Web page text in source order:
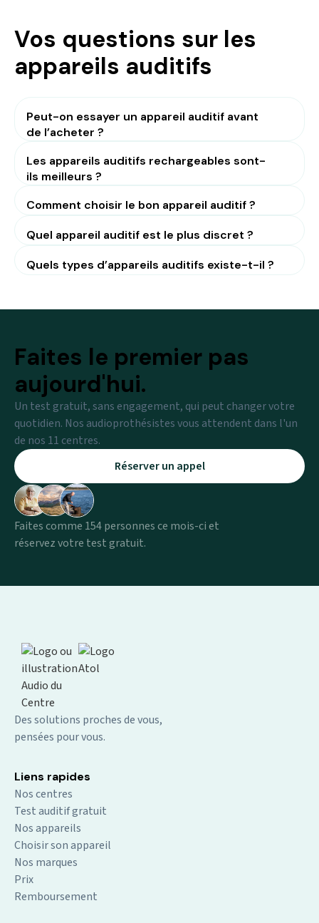
Vos questions sur les
appareils auditifs
Peut-on essayer un appareil auditif avant
de l’acheter ?
Les appareils auditifs rechargeables sont-
ils meilleurs ?
Comment choisir le bon appareil auditif ?
Quel appareil auditif est le plus discret ?
Quels types d’appareils auditifs existe-t-il ?
Faites le premier pas
aujourd'hui.
Un test gratuit, sans engagement, qui peut changer votre
quotidien. Nos audioprothésistes vous attendent dans l'un
de nos 11 centres.
Réserver un appel
Faites comme 154 personnes ce mois-ci et
réservez votre test gratuit.
Des solutions proches de vous,
pensées pour vous.
Liens rapides
Nos centres
Test auditif gratuit
Nos appareils
Choisir son appareil
Nos marques
Prix
Remboursement